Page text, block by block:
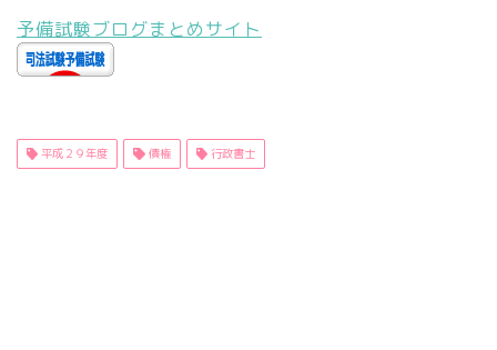
予備試験ブログまとめサイト
平成２９年度 債権 行政書士